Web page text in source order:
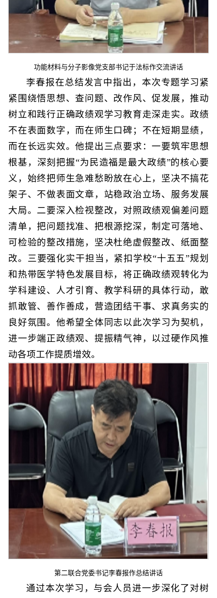
功能材料与分子影像党支部书记于法标作交流讲话
李春报在总结发言中指出，本次专题学习紧
紧围绕悟思想、查问题、改作风、促发展，推动
树立和践行正确政绩观学习教育走深走实。政绩
不在表面数字，而在师生口碑；不在短期显绩，
而在长远实效。他提出三点要求：一要筑牢思想
根基，深刻把握“为民造福是最大政绩”的核心要
义，始终把师生急难愁盼放在心上，坚决不搞花
架子、不做表面文章，站稳政治立场、服务发展
大局。二要深入检视整改，对照政绩观偏差问题
清单，把问题找准、把根源挖深，制定可落地、
可检验的整改措施，坚决杜绝虚假整改、纸面整
改。三要强化实干担当，紧扣学校“十五五”规划
和热带医学特色发展目标，将正确政绩观转化为
学科建设、人才引育、教学科研的具体行动，敢
抓敢管、善作善成，营造团结干事、求真务实的
良好氛围。他希望全体同志以此次学习为契机，
进一步端正政绩观、提振精气神，以过硬作风推
动各项工作提质增效。
第二联合党委书记李春报作总结讲话
通过本次学习，与会人员进一步深化了对树